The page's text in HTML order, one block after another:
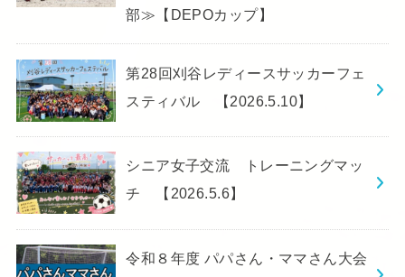
部≫【DEPOカップ】
第28回刈谷レディースサッカーフェ
スティバル 【2026.5.10】
シニア女子交流 トレーニングマッ
チ 【2026.5.6】
令和８年度 パパさん・ママさん大会